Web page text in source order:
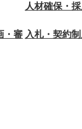
人材確保・採
・審 入札・契約